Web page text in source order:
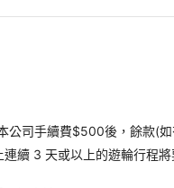
公司手續費$500後，餘款(如
續 3 天或以上的遊輪行程